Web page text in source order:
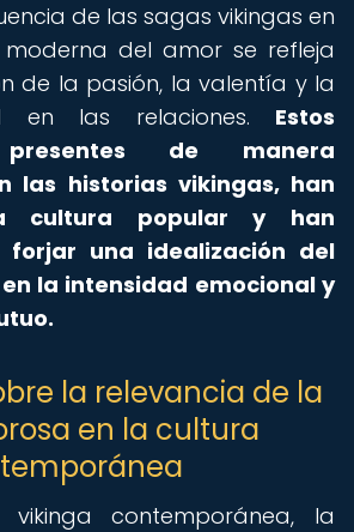
de las sagas vikingas en
del amor se refleja
de la pasión, la valentía y la
en las relaciones. Estos
presentes de manera
las historias vikingas, han
cultura popular y han
forjar una idealización del
la intensidad emocional y
la relevancia de la
en la cultura
contemporánea, la